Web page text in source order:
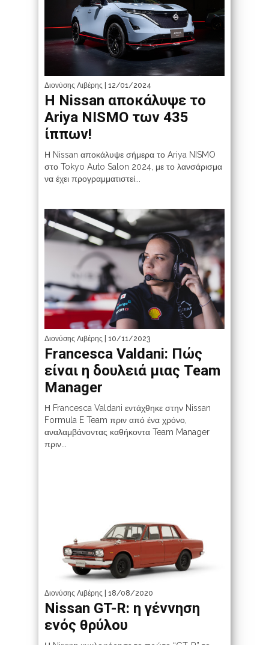
Διονύσης Λιβέρης | 12/01/2024
Η Nissan αποκάλυψε το
Ariya NISMO των 435
ίππων!
Η Nissan αποκάλυψε σήμερα το Ariya NISMO
στο Tokyo Auto Salon 2024, με το λανσάρισμα
να έχει προγραμματιστεί...
Διονύσης Λιβέρης | 10/11/2023
Francesca Valdani: Πώς
είναι η δουλειά μιας Team
Manager
Η Francesca Valdani εντάχθηκε στην Nissan
Formula E Team πριν από ένα χρόνο,
αναλαμβάνοντας καθήκοντα Team Manager
πριν...
Διονύσης Λιβέρης | 18/08/2020
Nissan GT-R: η γέννηση
ενός θρύλου